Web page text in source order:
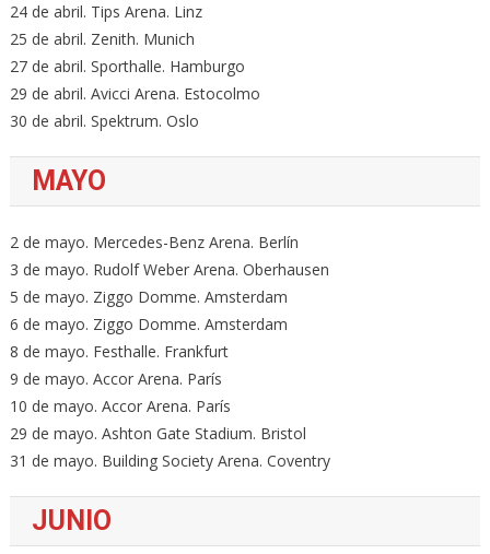
24 de abril. Tips Arena. Linz
25 de abril. Zenith. Munich
27 de abril. Sporthalle. Hamburgo
29 de abril. Avicci Arena. Estocolmo
30 de abril. Spektrum. Oslo
MAYO
2 de mayo. Mercedes-Benz Arena. Berlín
3 de mayo. Rudolf Weber Arena. Oberhausen
5 de mayo. Ziggo Domme. Amsterdam
6 de mayo. Ziggo Domme. Amsterdam
8 de mayo. Festhalle. Frankfurt
9 de mayo. Accor Arena. París
10 de mayo. Accor Arena. París
29 de mayo. Ashton Gate Stadium. Bristol
31 de mayo. Building Society Arena. Coventry
JUNIO